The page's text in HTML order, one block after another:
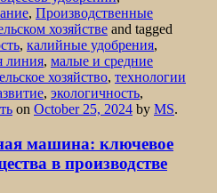
, Производственные
хозяйстве and tagged
, калийные удобрения,
линия, малые и средние
хозяйство, технологии
, экологичность,
on October 25, 2024 by MS.
машина: ключевое
в производстве